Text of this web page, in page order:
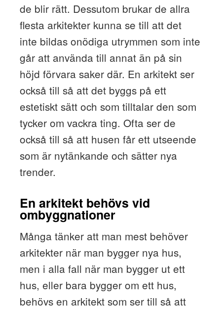
de blir rätt. Dessutom brukar de allra
flesta arkitekter kunna se till att det
inte bildas onödiga utrymmen som inte
går att använda till annat än på sin
höjd förvara saker där. En arkitekt ser
också till så att det byggs på ett
estetiskt sätt och som tilltalar den som
tycker om vackra ting. Ofta ser de
också till så att husen får ett utseende
som är nytänkande och sätter nya
trender.
En arkitekt behövs vid
ombyggnationer
Många tänker att man mest behöver
arkitekter när man bygger nya hus,
men i alla fall när man bygger ut ett
hus, eller bara bygger om ett hus,
behövs en arkitekt som ser till så att